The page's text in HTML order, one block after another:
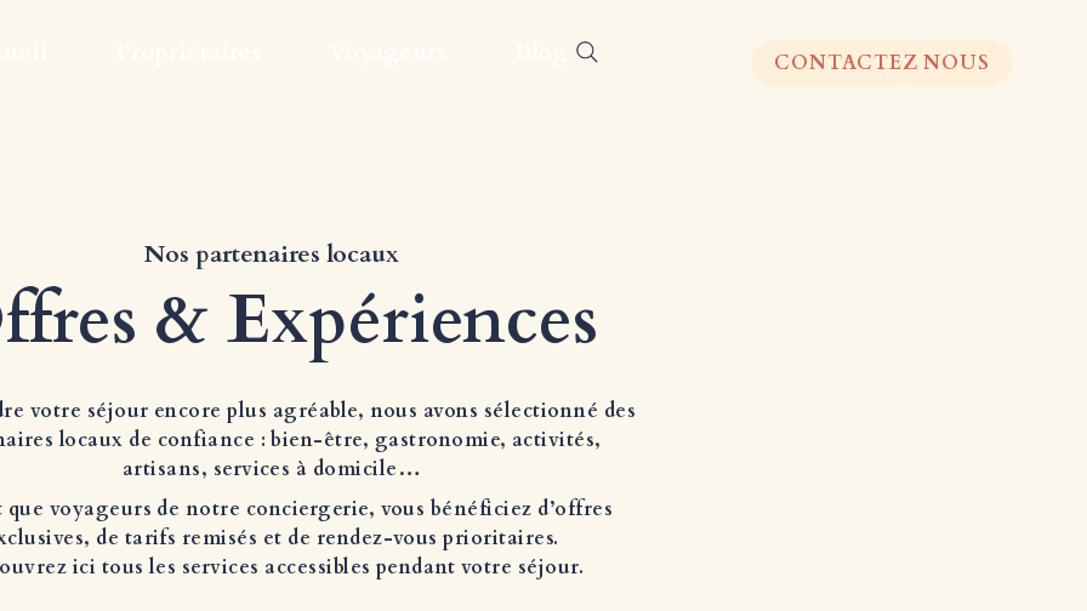
CONTACTEZ NOUS
Nos partenaires locaux
& Expériences
votre séjour encore plus agréable, nous avons sélectionné des
locaux de confiance : bien-être, gastronomie, activités,
artisans, services à domicile…
que voyageurs de notre conciergerie, vous bénéficiez d’offres
de tarifs remisés et de rendez-vous prioritaires.
ici tous les services accessibles pendant votre séjour.